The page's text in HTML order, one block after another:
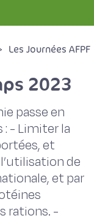
Les Journées AFPF
2023
passe en
: - Limiter la
et
de
et par
rations. -